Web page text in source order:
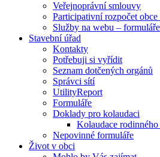
Veřejnoprávní smlouvy
Participativní rozpočet obce
Služby na webu –
Stavební úřad
Kontakty
Potřebuji si vyřídit
Seznam dotčených orgánů
Správci sítí
UtilityReport
Formuláře
Doklady pro kolaudaci
Kolaudace rodinného
Nepovinné formuláře
Život v obci